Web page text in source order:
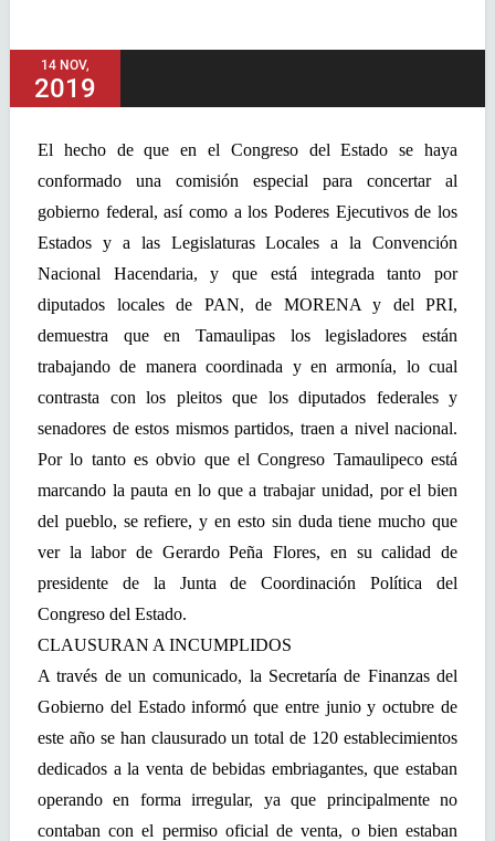
14 NOV,
2019
El hecho de que en el Congreso del Estado se haya
conformado una comisión especial para concertar al
gobierno federal, así como a los Poderes Ejecutivos de los
Estados y a las Legislaturas Locales a la Convención
Nacional Hacendaria, y que está integrada tanto por
diputados locales de PAN, de MORENA y del PRI,
demuestra que en Tamaulipas los legisladores están
trabajando de manera coordinada y en armonía, lo cual
contrasta con los pleitos que los diputados federales y
senadores de estos mismos partidos, traen a nivel nacional.
Por lo tanto es obvio que el Congreso Tamaulipeco está
marcando la pauta en lo que a trabajar unidad, por el bien
del pueblo, se refiere, y en esto sin duda tiene mucho que
ver la labor de Gerardo Peña Flores, en su calidad de
presidente de la Junta de Coordinación Política del
Congreso del Estado.
CLAUSURAN A INCUMPLIDOS
A través de un comunicado, la Secretaría de Finanzas del
Gobierno del Estado informó que entre junio y octubre de
este año se han clausurado un total de 120 establecimientos
dedicados a la venta de bebidas embriagantes, que estaban
operando en forma irregular, ya que principalmente no
contaban con el permiso oficial de venta, o bien estaban